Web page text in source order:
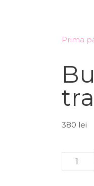
Prima
380 lei